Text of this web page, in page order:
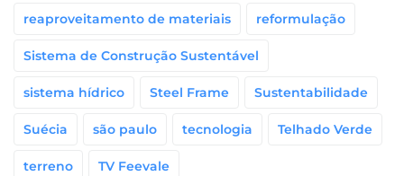
reaproveitamento de materiais reformulação
Sistema de Construção Sustentável
sistema hídrico Steel Frame Sustentabilidade
Suécia são paulo tecnologia Telhado Verde
terreno TV Feevale